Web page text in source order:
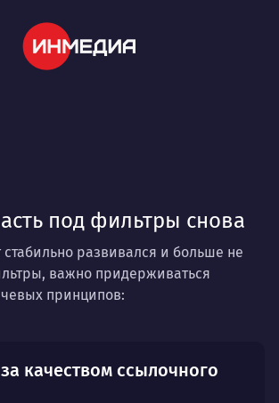
под фильтры снова
развивался и больше не
важно придерживаться
принципов:
качеством ссылочного